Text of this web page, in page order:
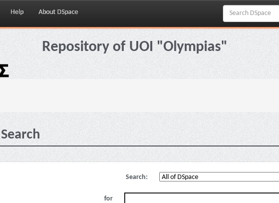
Help About DSpace
Repository of UOI "Olympias"
Search
Search:
for